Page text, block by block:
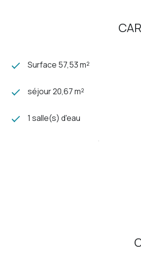
Surface 57,53 m²
séjour 20,67 m²
1 salle(s) d'eau
cuisine américaine (semi-